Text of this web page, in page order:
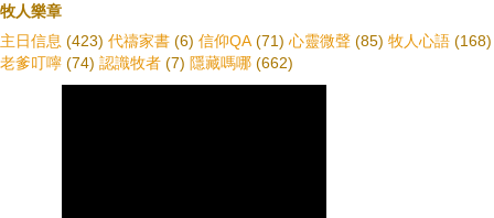
牧人樂章
主日信息 (423) 代禱家書 (6) 信仰QA (71) 心靈微聲 (85) 牧人心語 (168)
老爹叮嚀 (74) 認識牧者 (7) 隱藏嗎哪 (662)